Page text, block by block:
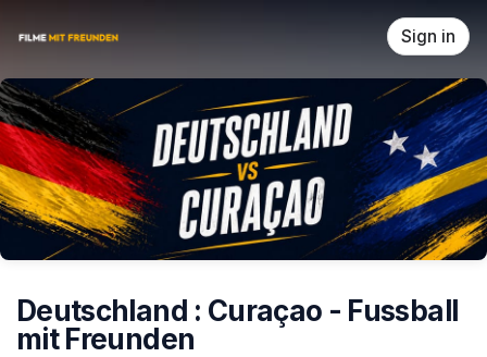
Sign in
Deutschland : Curaçao - Fussball
mit Freunden